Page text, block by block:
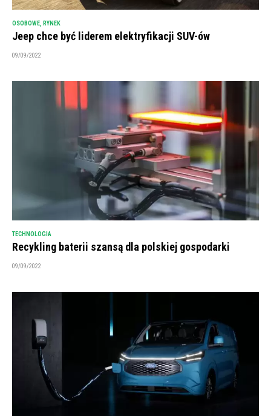
OSOBOWE, RYNEK
Jeep chce być liderem elektryfikacji SUV-ów
09/09/2022
TECHNOLOGIA
Recykling baterii szansą dla polskiej gospodarki
09/09/2022